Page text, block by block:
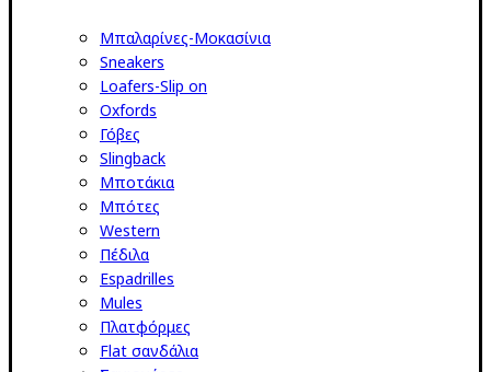
Μπαλαρίνες-Μοκασίνια
Sneakers
Loafers-Slip on
Oxfords
Γόβες
Slingback
Μποτάκια
Μπότες
Western
Πέδιλα
Espadrilles
Mules
Πλατφόρμες
Flat σανδάλια